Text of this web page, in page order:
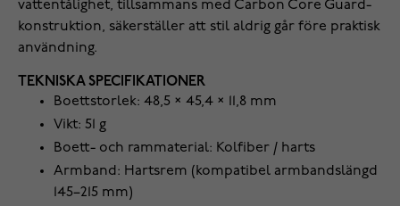
vattentålighet, tillsammans med Carbon Core Guard-
konstruktion, säkerställer att stil aldrig går före praktisk
användning.
TEKNISKA SPECIFIKATIONER
Boettstorlek: 48,5 × 45,4 × 11,8 mm
Vikt: 51 g
Boett- och rammaterial: Kolfiber / harts
Armband: Hartsrem (kompatibel armbandslängd
145–215 mm)